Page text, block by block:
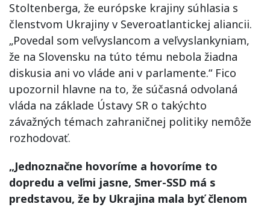
Stoltenberga, že európske krajiny súhlasia s
členstvom Ukrajiny v Severoatlantickej aliancii.
„Povedal som veľvyslancom a veľvyslankyniam,
že na Slovensku na túto tému nebola žiadna
diskusia ani vo vláde ani v parlamente.“ Fico
upozornil hlavne na to, že súčasná odvolaná
vláda na základe Ústavy SR o takýchto
závažných témach zahraničnej politiky nemôže
rozhodovať.
„Jednoznačne hovoríme a hovoríme to
dopredu a veľmi jasne, Smer-SSD má s
predstavou, že by Ukrajina mala byť členom